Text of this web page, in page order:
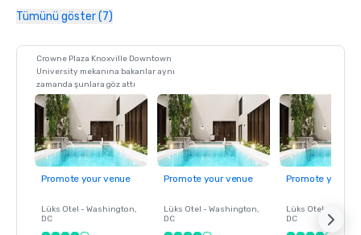
Tümünü göster (7)
Crowne Plaza Knoxville Downtown
University mekanına bakanlar aynı
zamanda şunlara göz attı
Promote your venue
Lüks Otel - Washington,
DC
Promote your venue
Lüks Otel - Washington,
DC
Promote your
Lüks Otel -
DC